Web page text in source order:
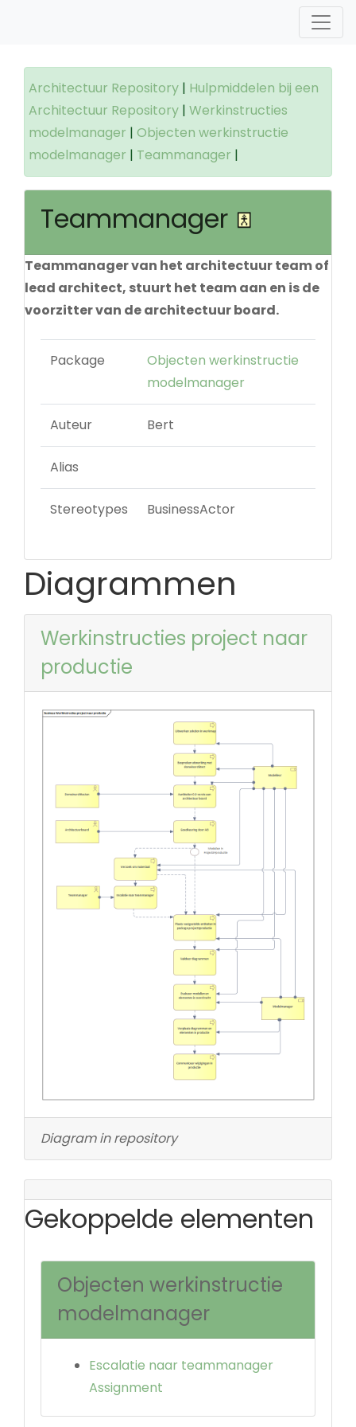
Architectuur Repository | Hulpmiddelen bij een
Architectuur Repository | Werkinstructies
modelmanager | Objecten werkinstructie
modelmanager | Teammanager |
Teammanager
Teammanager van het architectuur team of
lead architect, stuurt het team aan en is de
voorzitter van de architectuur board.
Package
Objecten werkinstructie
modelmanager
Auteur Bert
Alias
Stereotypes BusinessActor
Diagrammen
Werkinstructies project naar
productie
Diagram in repository
Gekoppelde elementen
Objecten werkinstructie
modelmanager
Escalatie naar teammanager
Assignment